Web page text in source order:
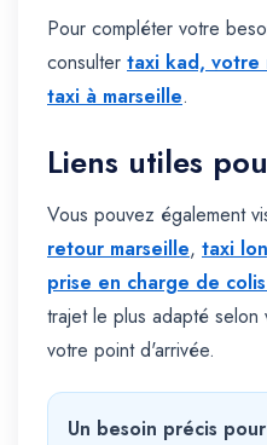
Pour compléter votre
consulter taxi kad, votre
taxi à marseille.
Liens utiles
Vous pouvez également
retour marseille, taxi
prise en charge de
trajet le plus adapté
votre point d'arrivée.
Un besoin précis